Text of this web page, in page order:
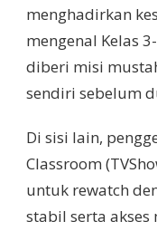
menghadirkan
mengenal Kelas
diberi misi
sendiri sebelum
Di sisi lain,
Classroom
untuk rewatch
stabil serta akses